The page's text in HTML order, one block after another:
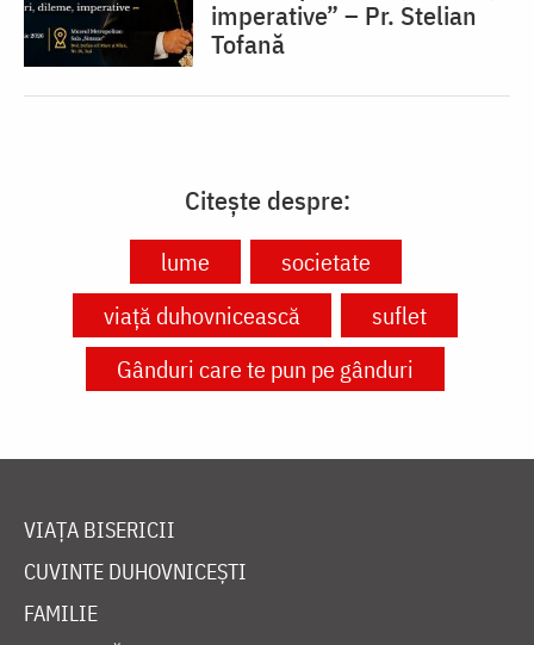
imperative” – Pr. Stelian
Tofană
Citește despre:
lume
societate
viață duhovnicească
suflet
Gânduri care te pun pe gânduri
VIAȚA BISERICII
CUVINTE DUHOVNICEȘTI
FAMILIE